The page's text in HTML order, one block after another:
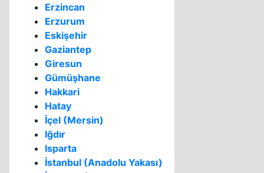
Erzincan
Erzurum
Eskişehir
Gaziantep
Giresun
Gümüşhane
Hakkari
Hatay
İçel (Mersin)
Iğdır
Isparta
İstanbul (Anadolu Yakası)